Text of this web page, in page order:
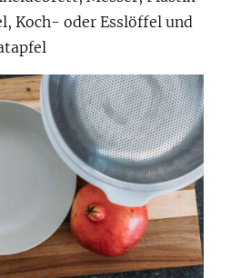
Koch- oder Esslöffel und